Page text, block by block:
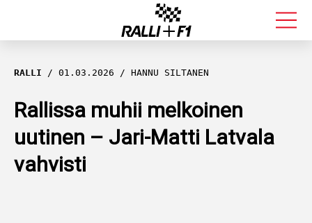
FORMULA 1
RALLI
KALLE ROVANPERÄ
VALTTERI BOTTAS
RALLI 01.03.2026 HANNU SILTANEN
Rallissa muhii melkoinen
uutinen – Jari-Matti Latvala
vahvisti